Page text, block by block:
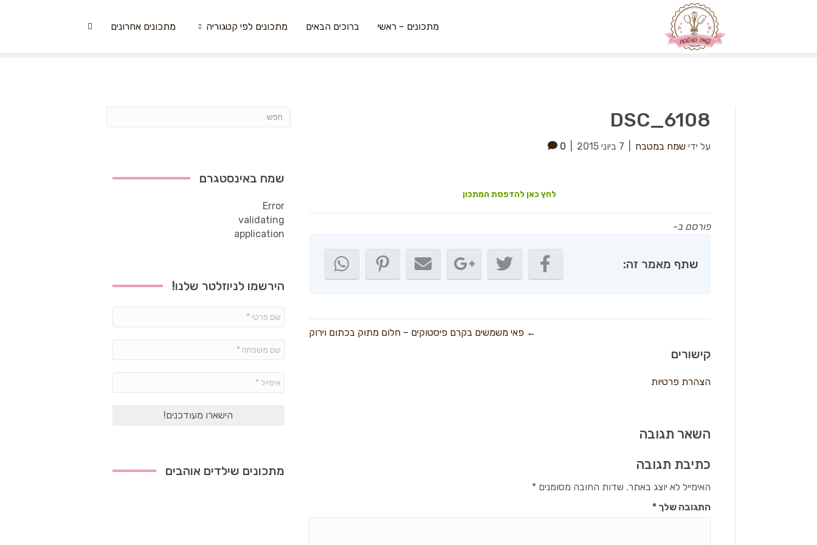
מתכונים – ראשי ברוכים הבאים מתכונים לפי קטגוריה מתכונים אחרונים
DSC_6108
על ידי שמח במטבח 7 ביוני 2015 0
לחץ כאן להדפסת המתכון
פורסם ב-
שתף מאמר זה:
← פאי משמשים בקרם פיסטוקים – חלום מתוק בכתום וירוק
קישורים
הצהרת פרטיות
השאר תגובה
כתיבת תגובה
האימייל לא יוצג באתר. שדות החובה מסומנים*
התגובה שלך*
שמח באינסטגרם
Error
validating
application
הירשמו לניוזלטר שלנו!
פרטי
משפחה
*
מתכונים שילדים אוהבים